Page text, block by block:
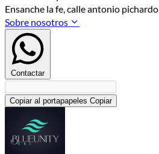
Ensanche la fe, calle antonio pichardo
Sobre nosotros
Contactar
Copiar al portapapeles Copiar